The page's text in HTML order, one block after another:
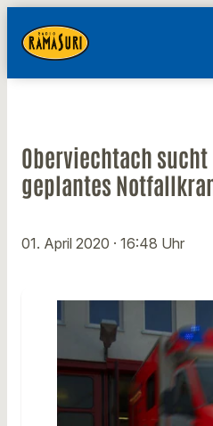
Oberviechtach
geplantes
01. April 2020 · 16:48 Uhr